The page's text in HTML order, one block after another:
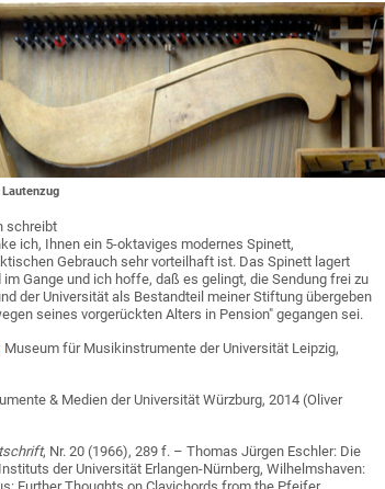
Lautenzug
schreibt
ich, Ihnen ein 5-oktaviges modernes Spinett,
Gebrauch sehr vorteilhaft ist. Das Spinett lagert
Gange und ich hoffe, daß es gelingt, die Sendung frei zu
der Universität als Bestandteil meiner Stiftung übergeben
seines vorgerückten Alters in Pension" gegangen sei.
Museum für Musikinstrumente der Universität Leipzig,
& Medien der Universität Würzburg, 2014 (Oliver
, Nr. 20 (1966), 289 f. – Thomas Jürgen Eschler: Die
der Universität Erlangen-Nürnberg, Wilhelmshaven: